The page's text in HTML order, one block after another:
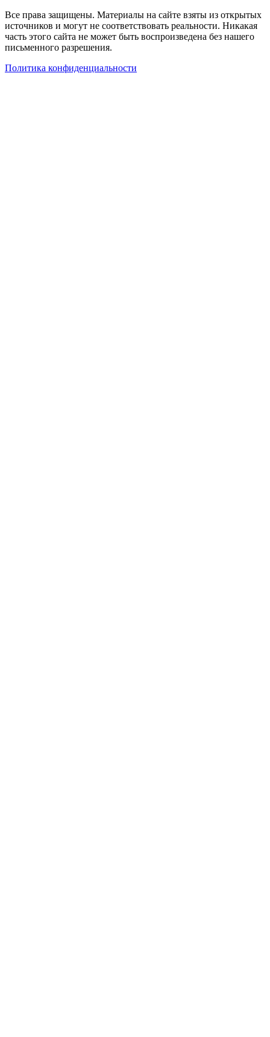
Все права защищены. Материалы на сайте взяты из открытых
источников и могут не соответствовать реальности. Никакая
часть этого сайта не может быть воспроизведена без нашего
письменного разрешения.
Политика конфиденциальности